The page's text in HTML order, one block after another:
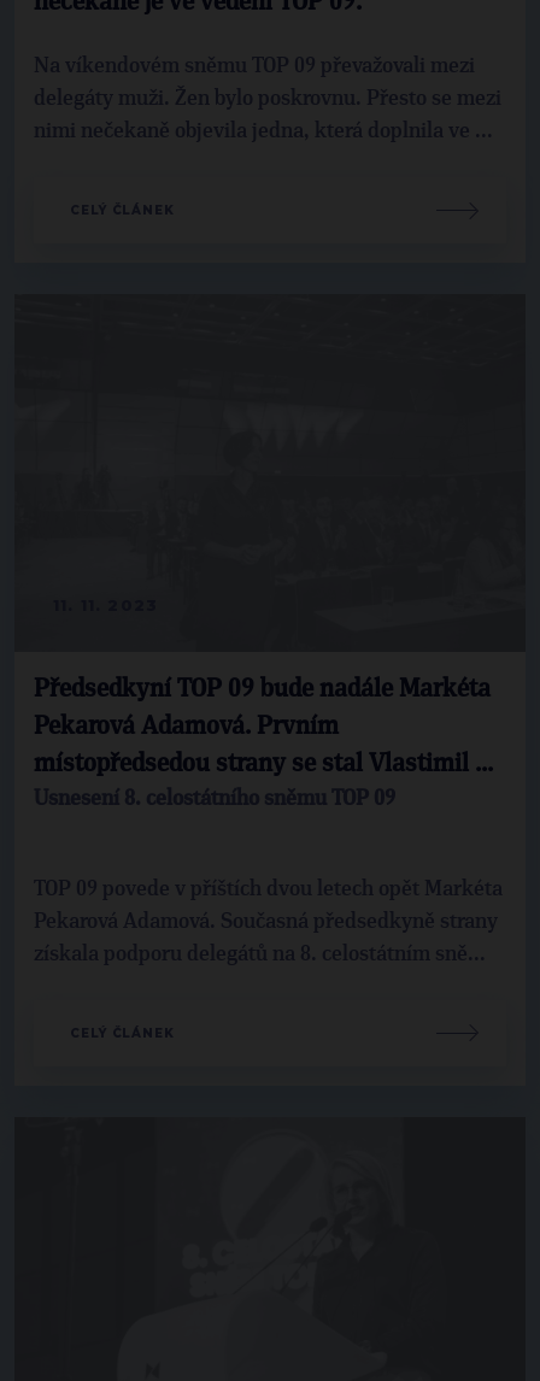
Na víkendovém sněmu TOP 09 převažovali mezi
delegáty muži. Žen bylo poskrovnu. Přesto se mezi
nimi nečekaně objevila jedna, která doplnila ve ...
CELÝ ČLÁNEK
Předsedkyní TOP 09 bude nadále Markéta
Pekarová Adamová. Prvním
místopředsedou strany se stal Vlastimil ...
Usnesení 8. celostátního sněmu TOP 09
TOP 09 povede v příštích dvou letech opět Markéta
Pekarová Adamová. Současná předsedkyně strany
získala podporu delegátů na 8. celostátním sně...
CELÝ ČLÁNEK